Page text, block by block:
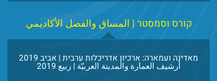
קורס וסמסטר | المساق والفصل الأكاديمي
מאדינה ועמארה: ארכיון אדריכלות ערבית | אביב 2019
أرشيف العمارة والمدينة العربيّة | ربيع 2019